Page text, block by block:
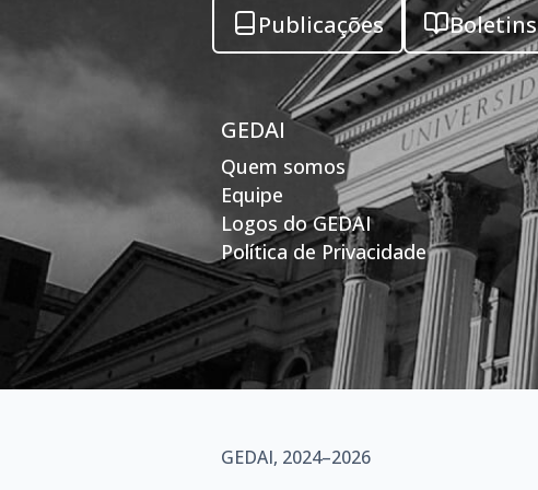
Publicações Boletins
GEDAI
Quem somos
Equipe
Logos do GEDAI
Política de Privacidade
GEDAI, 2024–2026